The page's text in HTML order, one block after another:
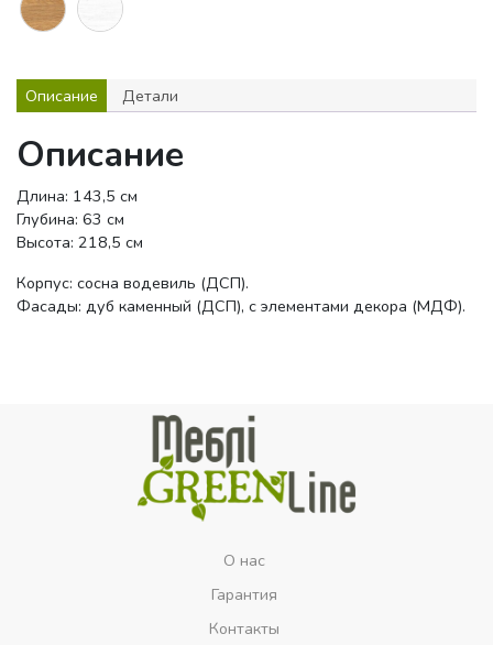
Описание Детали
Описание
Длина: 143,5 см
Глубина: 63 см
Высота: 218,5 см
Корпус: сосна водевиль (ДСП).
Фасады: дуб каменный (ДСП), с элементами декора (МДФ).
О нас
Гарантия
Контакты